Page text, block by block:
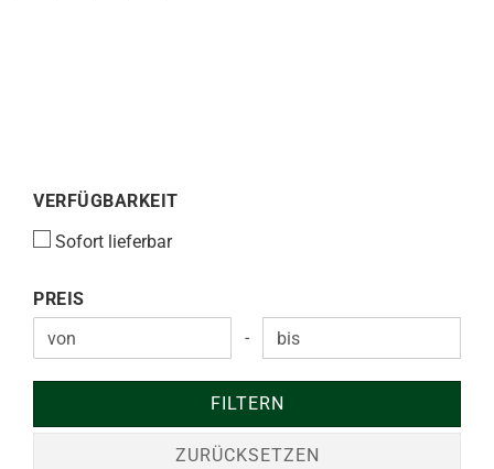
VERFÜGBARKEIT
VERFÜGBARKEIT
Sofort lieferbar
PREIS
PREIS
Preis bis
-
FILTERN
ZURÜCKSETZEN